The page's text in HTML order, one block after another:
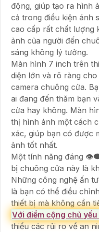
động, giúp tạo ra hình
cả trong điều kiện ánh
cao cấp rất chất lượng
ảnh của người đến
sáng không lý tưởng.
Màn hình 7 inch trên
diện lớn và rõ ràng
camera chuông cửa.
ai đang đến thăm bạn
cửa hay không. Màn
thị hình ảnh một cách
xác, giúp bạn có được
ảnh tốt nhất.
Một tính năng đáng
bị chuông cửa này là
Những công nghệ ấn
là bạn có thể điều
thiết bị mà không cần
Với điểm cộng chủ yếu
thiểu các rủi ro về an